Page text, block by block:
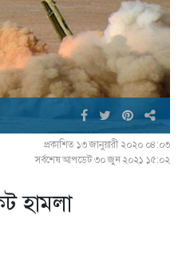
প্রকাশিত ১৩ জানুয়ারী ২০২০ ০৪:০৩
সর্বশেষ আপডেট ৩০ জুন ২০২১ ১৫:০২
হামলা